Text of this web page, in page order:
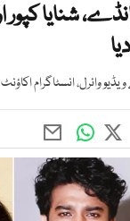
شنایا کپور
وائرل، انسٹاگرام